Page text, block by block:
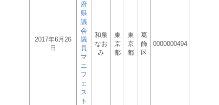
2017年6月26
日
府
県
議
会
議
員
マ
ニ
フ
ェ
ス
ト
和泉
なお
み
東
京
都
東
京
都
葛
飾
区
0000000494